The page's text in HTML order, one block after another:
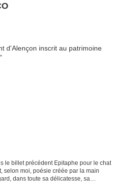
le billet précédent Epitaphe pour le chat
selon moi, poésie créée par la main
dans toute sa délicatesse, sa